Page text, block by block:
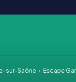
sur-Saône Escape